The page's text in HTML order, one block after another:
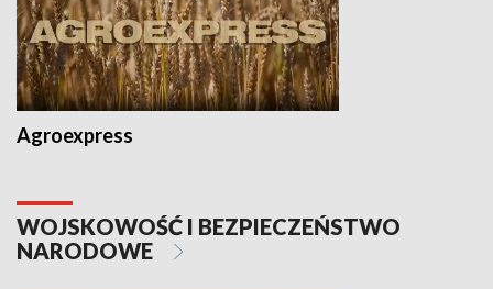
Agroexpress
WOJSKOWOŚĆ I BEZPIECZEŃSTWO
NARODOWE